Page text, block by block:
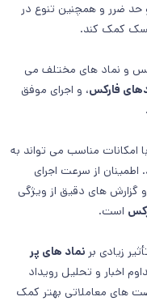
ضرر و همچنین تنوع در
کمک کند.
و نماد های مختلف می
فارکس، و اجرای موفق
امکانات مناسب می تواند به
اطمینان از سرعت اجرای
گزارش های دقیق از ویژگی
است.
زیادی بر نماد های پر
اخبار و تحلیل رویداد
های معاملاتی بهتر کمک